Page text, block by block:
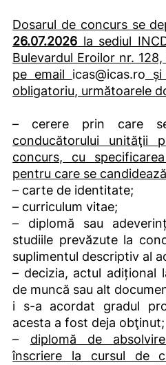
Dosarul de concurs se
26.07.2026 la sediul
Bulevardul Eroilor nr.
pe email icas@icas.ro și
obligatoriu, următoarele
– cerere prin care
conducătorului unităţii
concurs, cu
pentru care se candidează
– carte de identitate;
– curriculum vitae;
– diplomă sau
studiile prevăzute la
suplimentul descriptiv al
– decizia, actul adițional
de muncă sau alt
i s-a acordat gradul
acesta a fost deja obţinut;
– diplomă de
înscriere la cursul de